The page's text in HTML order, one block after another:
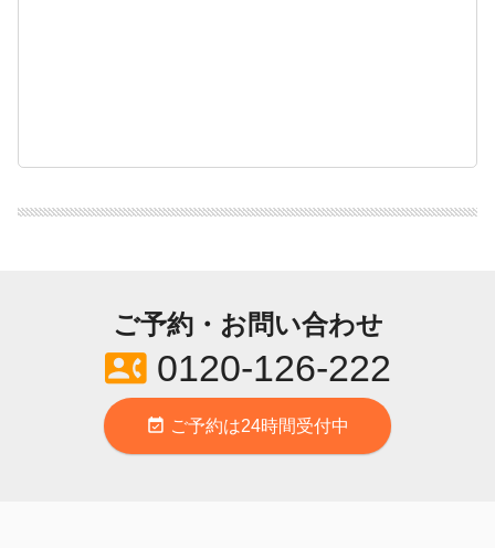
ご予約・お問い合わせ
contact_phone0120-126-222
event_available ご予約は24時間受付中